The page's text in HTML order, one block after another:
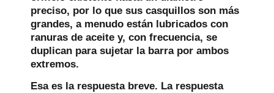
preciso, por lo que sus casquillos son más
grandes, a menudo están lubricados con
ranuras de aceite y, con frecuencia, se
duplican para sujetar la barra por ambos
extremos.
Esa es la respuesta breve. La respuesta